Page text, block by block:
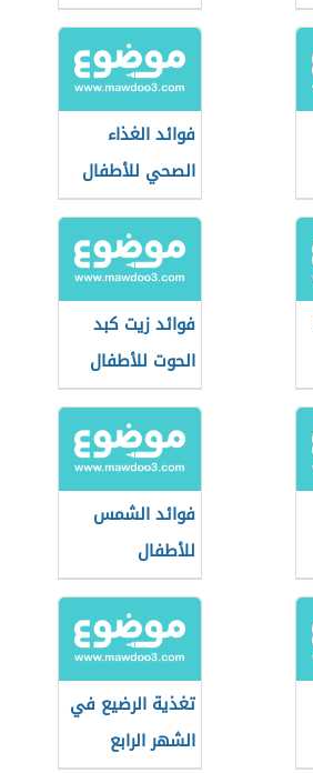
فوائد الغذاء
الصحي للأطفال
فوائد زيت كبد
الحوت للأطفال
فوائد الشمس
للأطفال
تغذية الرضيع في
الشهر الرابع